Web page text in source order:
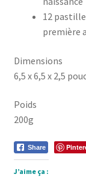
12
première
Dimensions
6,5 x 6,5 x 2,5
Poids
200g
Share
J’aime ça :